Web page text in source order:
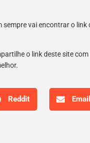
vai encontrar o link
o link deste site
Reddit Email